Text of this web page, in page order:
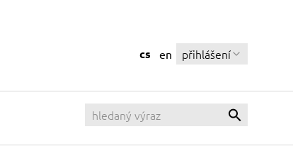
cs en přihlášení